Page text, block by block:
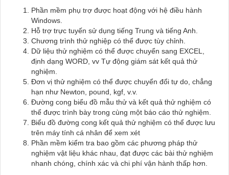
Phần mềm phụ trợ được hoạt động với hệ điều hành
Windows.
Hỗ trợ trực tuyến sử dụng tiếng Trung và tiếng Anh.
Chương trình thử nghiệp có thể được tùy chỉnh.
Dữ liệu thử nghiệm có thể được chuyển sang EXCEL,
định dạng WORD, vv Tự động giám sát kết quả thử
nghiệm.
Đơn vị thử nghiệm có thể được chuyển đổi tự do, chẳng
hạn như Newton, pound, kgf, v.v.
Đường cong biểu đồ mẫu thử và kết quả thử nghiệm có
thể được trình bày trong cùng một báo cáo thử nghiệm.
Biểu đồ đường cong kết quả thử nghiệm có thể được lưu
trên máy tính cá nhân để xem xét
Phần mềm kiểm tra bao gồm các phương pháp thử
nghiệm vật liệu khác nhau, đạt được các bài thử nghiệm
nhanh chóng, chính xác và chi phí vận hành thấp hơn.